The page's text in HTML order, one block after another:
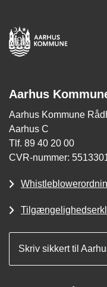
Aarhus
Aarhus Kommune
Aarhus C
Tlf. 89 40 20 00
CVR-nummer:
Skriv sikkert til